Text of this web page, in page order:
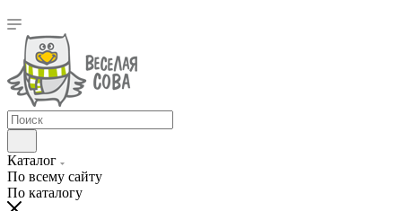
Каталог
По всему сайту
По каталогу